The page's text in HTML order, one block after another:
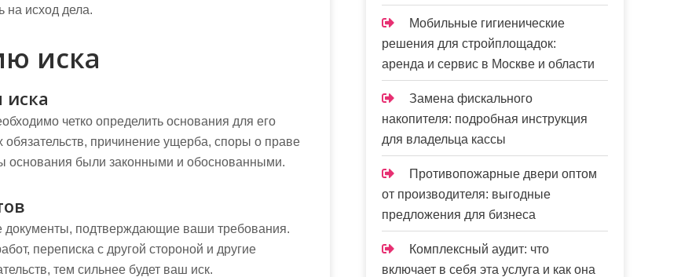
на исход дела.
иска
иска
четко определить основания для его
причинение ущерба, споры о праве
основания были законными и обоснованными.
документы, подтверждающие ваши требования.
переписка с другой стороной и другие
тем сильнее будет ваш иск.
Мобильные гигиенические
решения для стройплощадок:
аренда и сервис в Москве и области
Замена фискального
накопителя: подробная инструкция
для владельца кассы
Противопожарные двери оптом
от производителя: выгодные
предложения для бизнеса
Комплексный аудит: что
включает в себя эта услуга и как она